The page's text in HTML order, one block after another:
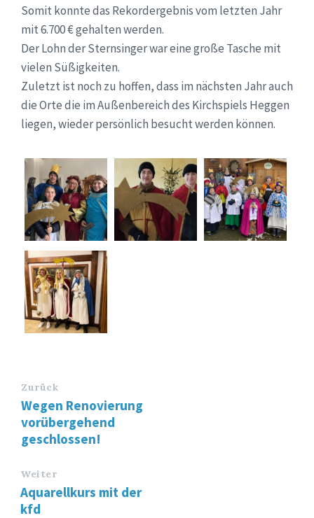
Somit konnte das Rekordergebnis vom letzten Jahr
mit 6.700 € gehalten werden.
Der Lohn der Sternsinger war eine große Tasche mit
vielen Süßigkeiten.
Zuletzt ist noch zu hoffen, dass im nächsten Jahr auch
die Orte die im Außenbereich des Kirchspiels Heggen
liegen, wieder persönlich besucht werden können.
Zurück
Wegen Renovierung
vorübergehend
geschlossen!
Weiter
Aquarellkurs mit der
kfd